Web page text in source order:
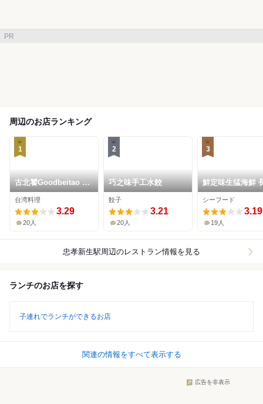
PR
周辺のお店ランキング
1
古北饕Goodbeitao 旗
艦店
台湾料理
3.29
20人
2
巧之味手工水餃
餃子
3.21
20人
3
鮮定味生猛海鮮
店
シーフード
3.19
19人
忠孝新生駅周辺のレストラン情報を見る
ランチのお店を探す
子連れでランチができるお店
関連の情報をすべて表示する
広告を非表示